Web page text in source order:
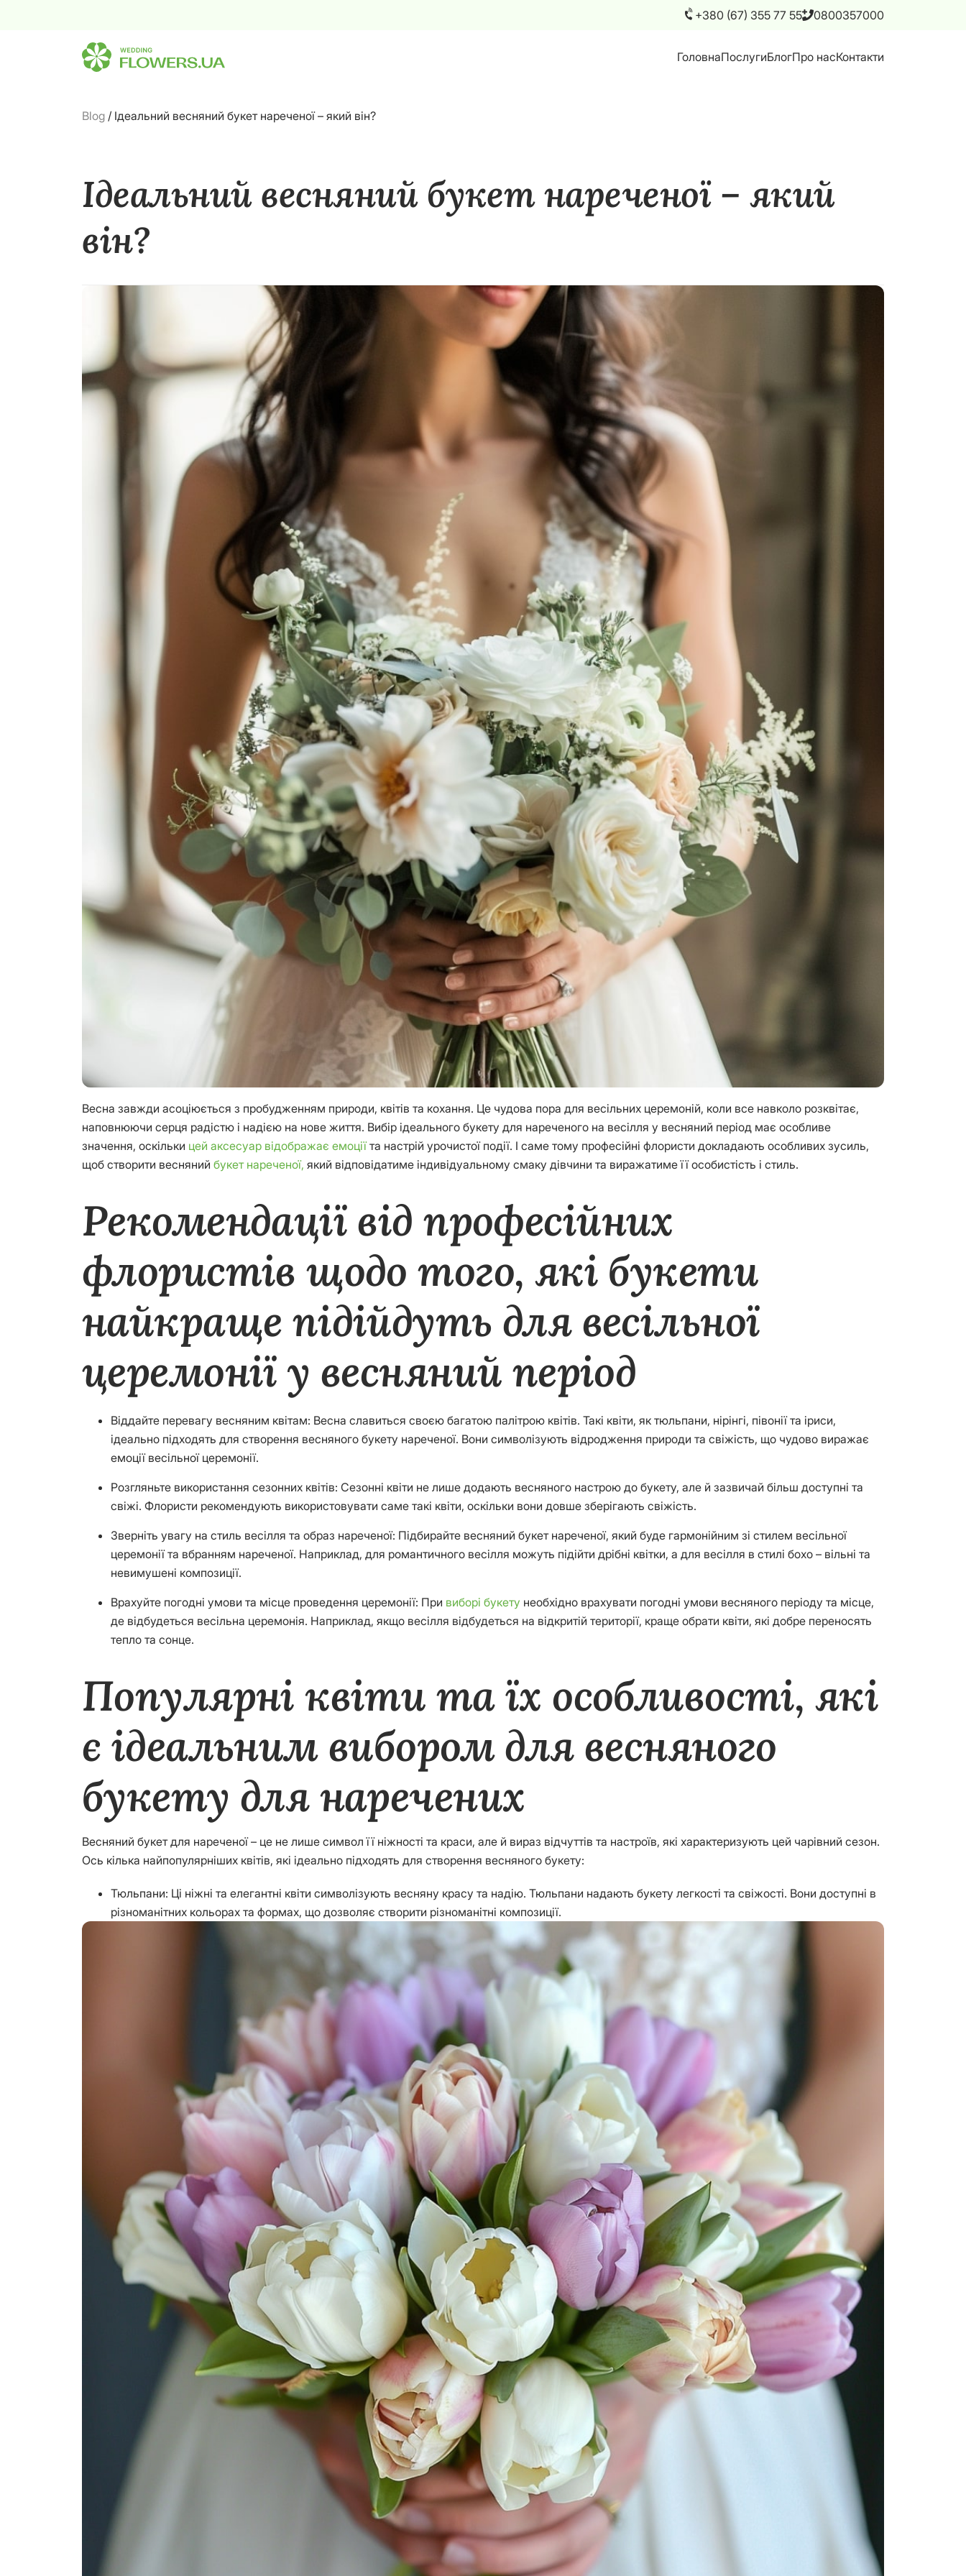
+380 (67) 355 77 55 0800357000
ГоловнаПослугиБлогПро насКонтакти
Blog / Ідеальний весняний букет нареченої – який він?
Ідеальний весняний букет нареченої – який
він?
Весна завжди асоціюється з пробудженням природи, квітів та кохання. Це чудова пора для весільних церемоній, коли все навколо розквітає,
наповнюючи серця радістю і надією на нове життя. Вибір ідеального букету для нареченого на весілля у весняний період має особливе
значення, оскільки цей аксесуар відображає емоціїта настрій урочистої події. І саме тому професійні флористи докладають особливих зусиль,
щоб створити весняний букет нареченої, який відповідатиме індивідуальному смаку дівчини та виражатиме її особистість і стиль.
Рекомендації від професійних
флористів щодо того, які букети
найкраще підійдуть для весільної
церемонії у весняний період
Віддайте перевагу весняним квітам: Весна славиться своєю багатою палітрою квітів. Такі квіти, як тюльпани, нірінгі, півонії та іриси,
ідеально підходять для створення весняного букету нареченої. Вони символізують відродження природи та свіжість, що чудово виражає
емоції весільної церемонії.
Розгляньте використання сезонних квітів: Сезонні квіти не лише додають весняного настрою до букету, але й зазвичай більш доступні та
свіжі. Флористи рекомендують використовувати саме такі квіти, оскільки вони довше зберігають свіжість.
Зверніть увагу на стиль весілля та образ нареченої: Підбирайте весняний букет нареченої, який буде гармонійним зі стилем весільної
церемонії та вбранням нареченої. Наприклад, для романтичного весілля можуть підійти дрібні квітки, а для весілля в стилі бохо – вільні та
невимушені композиції.
Врахуйте погодні умови та місце проведення церемонії: При виборі букету необхідно врахувати погодні умови весняного періоду та місце,
де відбудеться весільна церемонія. Наприклад, якщо весілля відбудеться на відкритій території, краще обрати квіти, які добре переносять
тепло та сонце.
Популярні квіти та їх особливості, які
є ідеальним вибором для весняного
букету для наречених
Весняний букет для нареченої – це не лише символ її ніжності та краси, але й вираз відчуттів та настроїв, які характеризують цей чарівний сезон.
Ось кілька найпопулярніших квітів, які ідеально підходять для створення весняного букету:
Тюльпани: Ці ніжні та елегантні квіти символізують весняну красу та надію. Тюльпани надають букету легкості та свіжості. Вони доступні в
різноманітних кольорах та формах, що дозволяє створити різноманітні композиції.